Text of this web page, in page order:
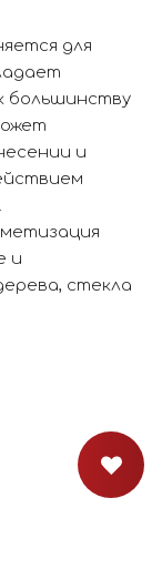
для
большинству
и
и
стекла